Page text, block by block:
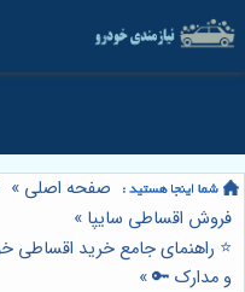
صفحه اصلی »
فروش اقساطی سایپا »
و مدارک 🔑»